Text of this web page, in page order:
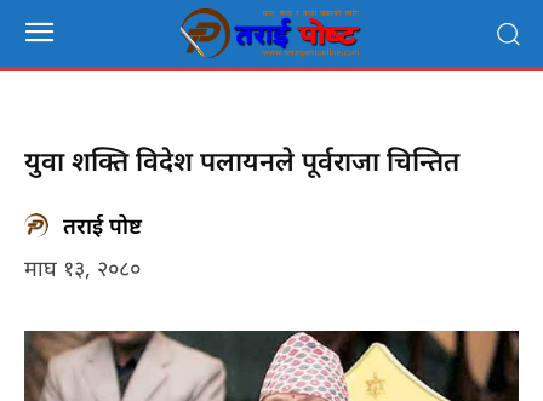
युवा शक्ति विदेश पलायनले पूर्वराजा चिन्तित
तराई पोष्ट
माघ १३, २०८०